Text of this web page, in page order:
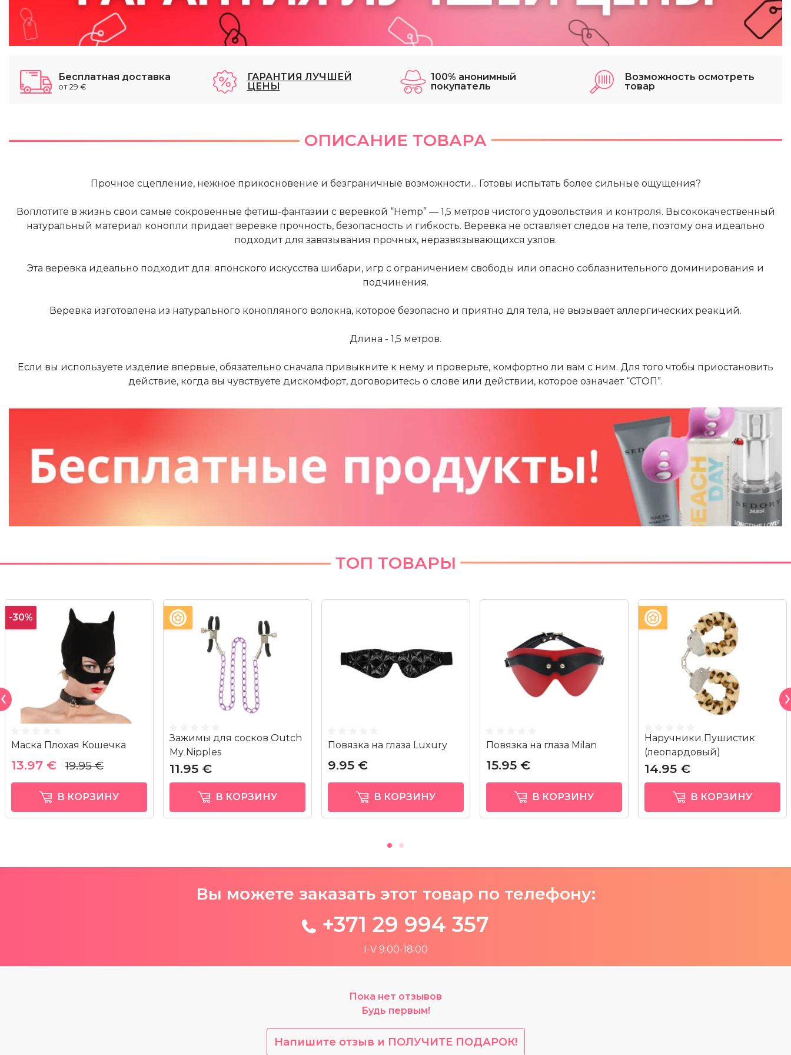
Бесплатная доставка
от 29 €
ГАРАНТИЯ ЛУЧШЕЙ
ЦЕНЫ
100% анонимный
покупатель
Возможность осмотреть
товар
ОПИСАНИЕ ТОВАРА
Прочное сцепление, нежное прикосновение и безграничные возможности... Готовы испытать более сильные ощущения?
Воплотите в жизнь свои самые сокровенные фетиш-фантазии с веревкой “Hemp” — 1,5 метров чистого удовольствия и контроля. Высококачественный
натуральный материал конопли придает веревке прочность, безопасность и гибкость. Веревка не оставляет следов на теле, поэтому она идеально
подходит для завязывания прочных, неразвязывающихся узлов.
Эта веревка идеально подходит для: японского искусства шибари, игр с ограничением свободы или опасно соблазнительного доминирования и
подчинения.
Веревка изготовлена из натурального конопляного волокна, которое безопасно и приятно для тела, не вызывает аллергических реакций.
Длина - 1,5 метров.
Если вы используете изделие впервые, обязательно сначала привыкните к нему и проверьте, комфортно ли вам с ним. Для того чтобы приостановить
действие, когда вы чувствуете дискомфорт, договоритесь о слове или действии, которое означает “СТОП”.
ТОП ТОВАРЫ
-30%
Маска Плохая Кошечка
13.97 € 19.95 €
В КОРЗИНУ
Зажимы для сосков Outch
My Nipples
11.95 €
В КОРЗИНУ
Повязка на глаза Luxury
9.95 €
В КОРЗИНУ
Повязка на глаза Milan
15.95 €
В КОРЗИНУ
Наручники Пушистик
(леопардовый)
14.95 €
В КОРЗИНУ
Вы можете заказать этот товар по телефону:
+371 29 994 357
I-V 9:00-18:00
Пока нет отзывов
Будь первым!
Напишите отзыв и ПОЛУЧИТЕ ПОДАРОК!